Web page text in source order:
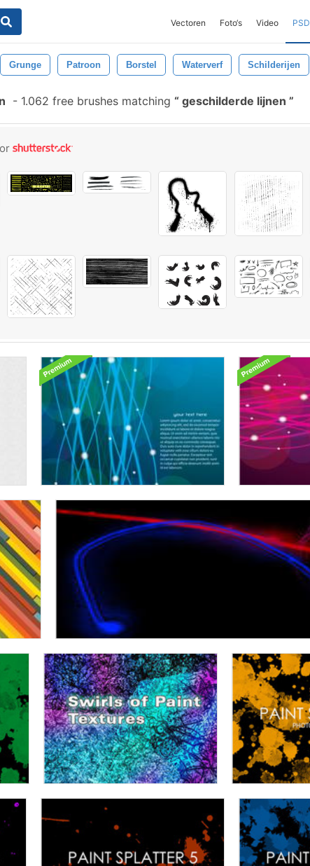
Vectoren Foto‘s Video PSD
Grunge Patroon Borstel Waterverf Schilderijen
- 1.062 free brushes matching geschilderde lijnen